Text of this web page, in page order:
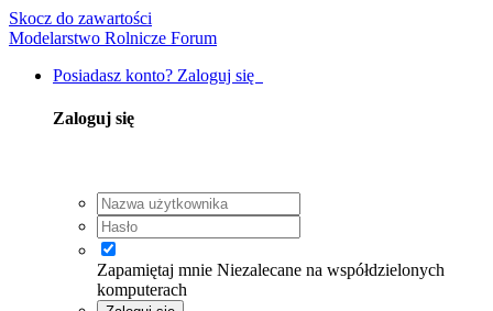
Skocz do zawartości
Modelarstwo Rolnicze Forum
Posiadasz konto? Zaloguj się
Zaloguj się
Zapamiętaj mnie Niezalecane na współdzielonych
komputerach